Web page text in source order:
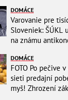
DOMÁCE
Varovanie pre
Sloveniek: ŠÚKL
na známu
DOMÁCE
FOTO Po pečive
sieti predajní
myš! Zhrození